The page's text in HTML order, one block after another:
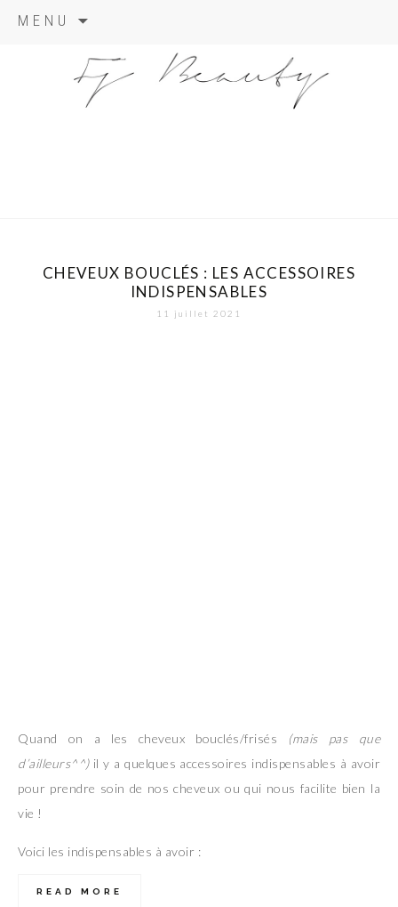
MENU
content
CHEVEUX BOUCLÉS : LES ACCESSOIRES
INDISPENSABLES
11 juillet 2021
Quand on a les cheveux bouclés/frisés (mais pas que
d’ailleurs^^)il y a quelques accessoires indispensables à avoir
pour prendre soin de nos cheveux ou qui nous facilite bien la
vie !
Voici les indispensables à avoir :
READ MORE